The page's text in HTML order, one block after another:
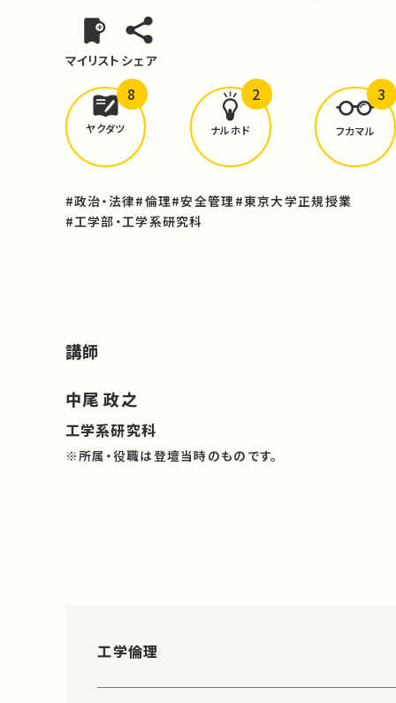
マイリスト シェア
どんな学びがありましたか？
ヤクダツ
8
ナルホド
2
フカマル
3
#政治・法律#倫理#安全管理 #東京大学正規授業
#工学部・工学系研究科
講師
中尾 政之
工学系研究科
※所属・役職は登壇当時のものです。
工学倫理